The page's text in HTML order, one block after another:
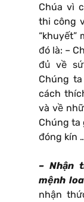
Chúa vì
thi công
“khuyết”
đó là: –
đủ về
Chúng
cách
và về
Chúng ta
đóng kín
– Nhận
mệnh
nhận